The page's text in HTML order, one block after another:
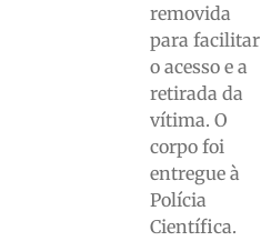
removida
para facilitar
o acesso e a
retirada da
vítima. O
corpo foi
entregue à
Polícia
Científica.